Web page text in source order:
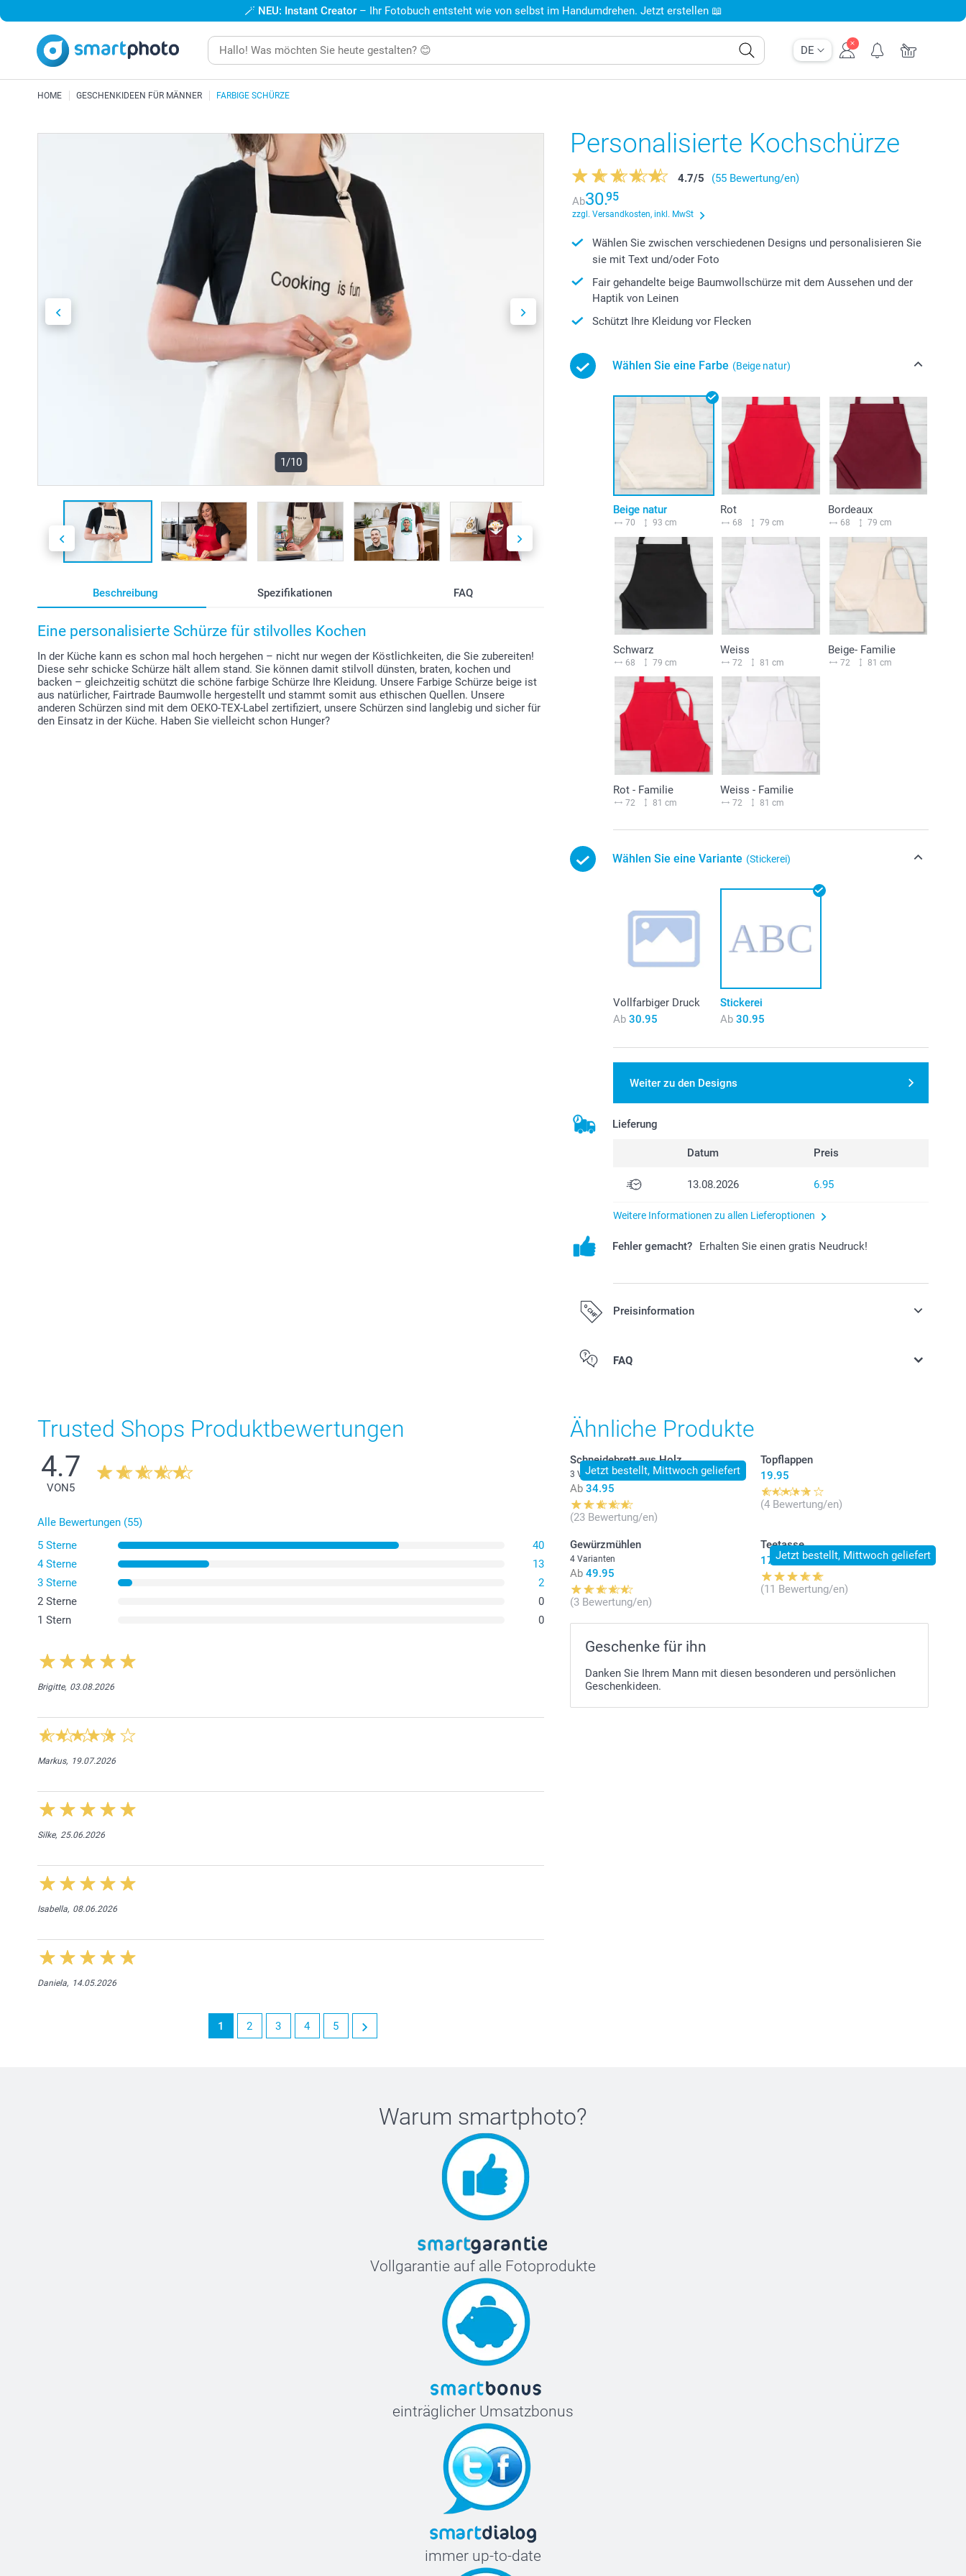
DE
🪄 NEU: Instant Creator – Ihr Fotobuch entsteht wie von selbst im Handumdrehen. Jetzt erstellen 📖
HOME GESCHENKIDEEN FÜR MÄNNER FARBIGE SCHÜRZE
1/10
Beschreibung Spezifikationen FAQ
Eine personalisierte Schürze für stilvolles Kochen
In der Küche kann es schon mal hoch hergehen – nicht nur wegen der Köstlichkeiten, die Sie zubereiten!
Diese sehr schicke Schürze hält allem stand. Sie können damit stilvoll dünsten, braten, kochen und
backen – gleichzeitig schützt die schöne farbige Schürze Ihre Kleidung. Unsere Farbige Schürze beige ist
aus natürlicher, Fairtrade Baumwolle hergestellt und stammt somit aus ethischen Quellen. Unsere
anderen Schürzen sind mit dem OEKO-TEX-Label zertifiziert, unsere Schürzen sind langlebig und sicher für
den Einsatz in der Küche. Haben Sie vielleicht schon Hunger?
Personalisierte Kochschürze
4.7/5
(55 Bewertung/en)
Ab30.95
zzgl. Versandkosten, inkl. MwSt
Wählen Sie zwischen verschiedenen Designs und personalisieren Sie
sie mit Text und/oder Foto
Fair gehandelte beige Baumwollschürze mit dem Aussehen und der
Haptik von Leinen
Schützt Ihre Kleidung vor Flecken
Wählen Sie eine Farbe (Beige natur)
Beige natur
70 93 cm
Rot
68 79 cm
Bordeaux
68 79 cm
Schwarz
68 79 cm
Weiss
72 81 cm
Beige- Familie
72 81 cm
Rot - Familie
72 81 cm
Weiss - Familie
72 81 cm
Wählen Sie eine Variante (Stickerei)
Vollfarbiger Druck
Ab 30.95
Stickerei
Ab 30.95
Weiter zu den Designs
Lieferung
Datum Preis
13.08.2026 6.95
Weitere Informationen zu allen Lieferoptionen
Fehler gemacht? Erhalten Sie einen gratis Neudruck!
Preisinformation
Alle Preise verstehen sich in Schweizer Franken (CHF) inkl. MwSt. und
FAQ
Trusted Shops Produktbewertungen
4.7
VON 5
Alle Bewertungen (55)
5 Sterne
40
4 Sterne
13
3 Sterne
2
2 Sterne
0
1 Stern
0
Brigitte, 03.08.2026
Markus, 19.07.2026
Silke, 25.06.2026
Isabella, 08.06.2026
Daniela, 14.05.2026
1 2 3 4 5
Ähnliche Produkte
Jetzt bestellt, Mittwoch geliefert
Schneidebrett aus Holz
3 Varianten
Ab 34.95
(23 Bewertung/en)
Topflappen
19.95
(4 Bewertung/en)
Gewürzmühlen
4 Varianten
Ab 49.95
(3 Bewertung/en)
Jetzt bestellt, Mittwoch geliefert
Teetasse
17.95
(11 Bewertung/en)
Geschenke für ihn
Danken Sie Ihrem Mann mit diesen besonderen und persönlichen
Geschenkideen.
Warum smartphoto?
Vollgarantie auf alle Fotoprodukte
einträglicher Umsatzbonus
immer up-to-date